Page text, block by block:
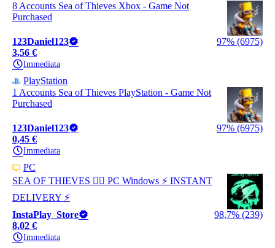
8 Accounts Sea of Thieves Xbox - Game Not
Purchased
123Daniel123
97% (6975)
3,56 €
Immediata
PlayStation
1 Accounts Sea of Thieves PlayStation - Game Not
Purchased
123Daniel123
97% (6975)
0,45 €
Immediata
PC
SEA OF THIEVES 🏴‍☠️ PC Windows ⚡ INSTANT
DELIVERY ⚡
InstaPlay_Store
98,7% (239)
8,02 €
Immediata